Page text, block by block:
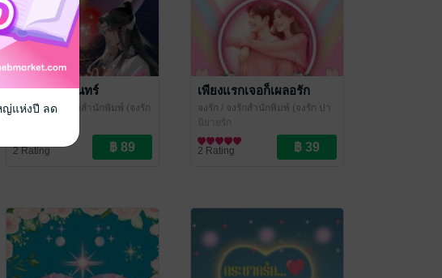
สัญญาฝากจันทร์
ปาราวตรี/ จงรักสำนักพิมพ์ (จงรัก
2 Rating
เพียงแรกเจอก็เผลอรัก
จงรัก / จงรักสำนักพิมพ์ (จงรัก ปา
ราวตรี หยาดน้ำค้าง ปราณชนก)
นิยายรัก
2 Rating
ญ่แห่งปี ลด